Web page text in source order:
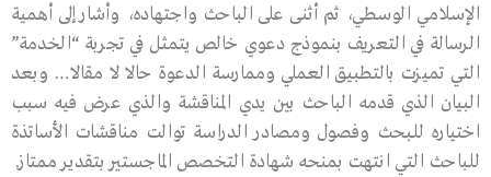
الإسلامي الوسطي، ثم أثنى على الباحث واجتهاده، وأشار إلى أهمية
الرسالة في التعريف بنموذج دعوي خالص يتمثل في تجربة “الخدمة”
التي تميزت بالتطبيق العملي وممارسة الدعوة حالا لا مقالا… وبعد
البيان الذي قدمه الباحث بين يدي المناقشة والذي عرض فيه سبب
اختياره للبحث وفصول ومصادر الدراسة توالت مناقشات الأساتذة
للباحث التي انتهت بمنحه شهادة التخصص الماجستير بتقدير ممتاز.